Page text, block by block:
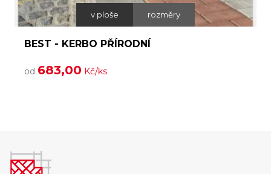
v ploše rozměry
BEST - KERBO PŘÍRODNÍ
od 683,00 Kč/ks